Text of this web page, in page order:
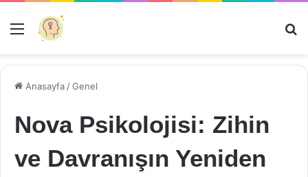
Menü
Anasayfa /Genel
Nova Psikolojisi: Zihin
ve Davranışın Yeniden